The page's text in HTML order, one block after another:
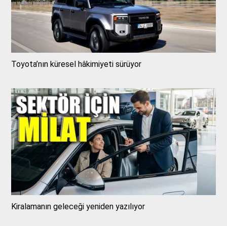
Toyota’nın küresel hâkimiyeti sürüyor
Kiralamanın geleceği yeniden yazılıyor